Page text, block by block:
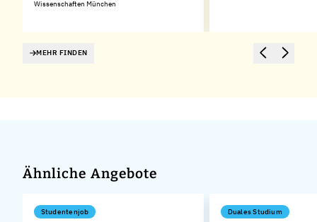
Wissenschaften München
MEHR FINDEN
Ähnliche Angebote
Studentenjob Duales Studium